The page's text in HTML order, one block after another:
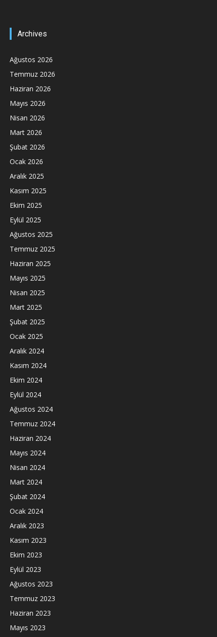
Archives
Ağustos 2026
Temmuz 2026
Haziran 2026
Mayıs 2026
Nisan 2026
Mart 2026
Şubat 2026
Ocak 2026
Aralık 2025
Kasım 2025
Ekim 2025
Eylül 2025
Ağustos 2025
Temmuz 2025
Haziran 2025
Mayıs 2025
Nisan 2025
Mart 2025
Şubat 2025
Ocak 2025
Aralık 2024
Kasım 2024
Ekim 2024
Eylül 2024
Ağustos 2024
Temmuz 2024
Haziran 2024
Mayıs 2024
Nisan 2024
Mart 2024
Şubat 2024
Ocak 2024
Aralık 2023
Kasım 2023
Ekim 2023
Eylül 2023
Ağustos 2023
Temmuz 2023
Haziran 2023
Mayıs 2023